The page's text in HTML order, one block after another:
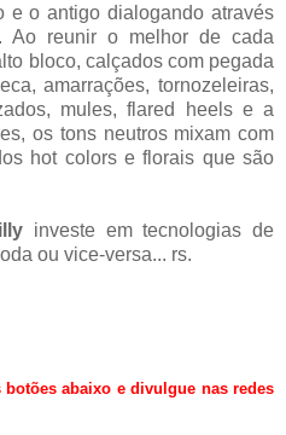
e o antigo dialogando através
Ao reunir o melhor de cada
bloco, calçados com pegada
amarrações, tornozeleiras,
mules, flared heels e a
os tons neutros mixam com
hot colors e florais que são
investe em tecnologias de
ou vice-versa... rs.
abaixo e divulgue nas redes